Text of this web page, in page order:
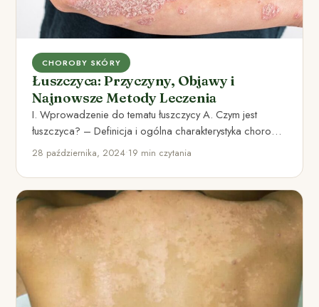
CHOROBY SKÓRY
Łuszczyca: Przyczyny, Objawy i
Najnowsze Metody Leczenia
I. Wprowadzenie do tematu łuszczycy A. Czym jest
łuszczyca? – Definicja i ogólna charakterystyka choroby
Łuszczyca jest przewlekłą…
28 października, 2024•19 min czytania